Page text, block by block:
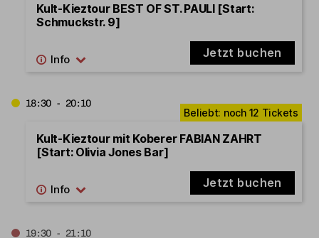
Kult-Kieztour BEST OF ST. PAULI [Start:
Schmuckstr. 9]
Jetzt buchen
18:30 - 20:10
Kult-Kieztour mit Koberer FABIAN ZAHRT
[Start: Olivia Jones Bar]
Jetzt buchen
19:30 - 21:10